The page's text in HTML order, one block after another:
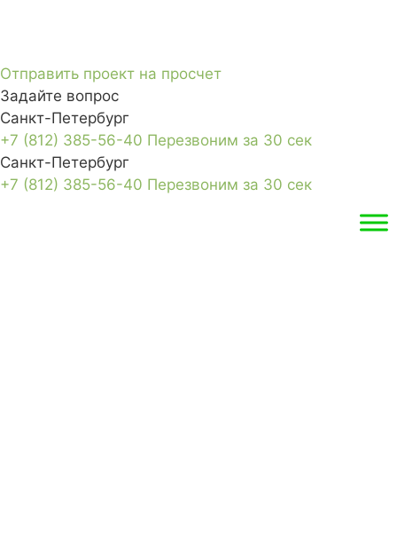
Отправить проект на просчет
Задайте вопрос
Санкт-Петербург
+7 (812) 385-56-40 Перезвоним за 30 сек
Санкт-Петербург
+7 (812) 385-56-40 Перезвоним за 30 сек